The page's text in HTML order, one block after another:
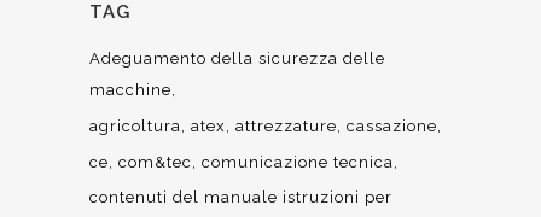
TAG
Adeguamento della sicurezza delle
macchine
agricoltura atex attrezzature cassazione
ce com&tec
comunicazione tecnica
contenuti del manuale istruzioni per